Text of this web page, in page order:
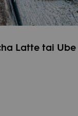
Latte tai